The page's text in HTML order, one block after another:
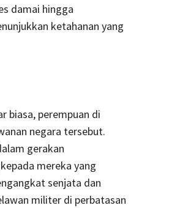
damai hingga
ketahanan yang
biasa, perempuan di
negara tersebut.
gerakan
mereka yang
senjata dan
militer di perbatasan